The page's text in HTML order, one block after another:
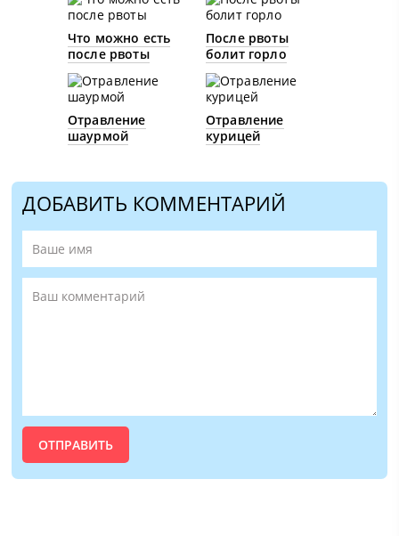
Что можно есть
после рвоты
После рвоты
болит горло
Отравление
шаурмой
Отравление
курицей
ДОБАВИТЬ КОММЕНТАРИЙ